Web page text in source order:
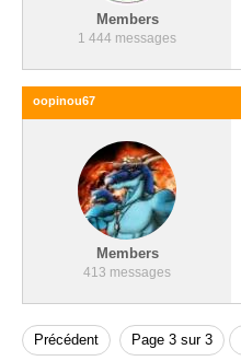
Members
1 444 messages
oopinou67
Members
413 messages
Précédent Page 3 sur 3